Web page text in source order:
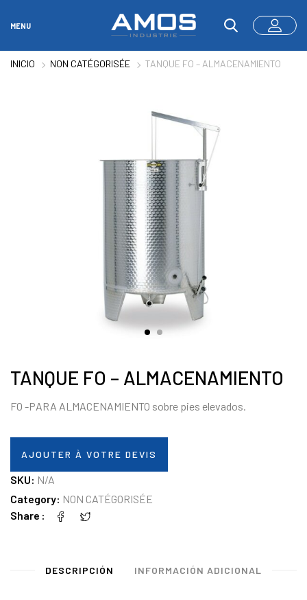
MENU
INICIO NON CATÉGORISÉE TANQUE FO – ALMACENAMIENTO
TANQUE FO – ALMACENAMIENTO
FO -PARA ALMACENAMIENTO sobre pies elevados.
AJOUTER À VOTRE DEVIS
SKU: N/A
Category: NON CATÉGORISÉE
Share
DESCRIPCIÓN INFORMACIÓN ADICIONAL